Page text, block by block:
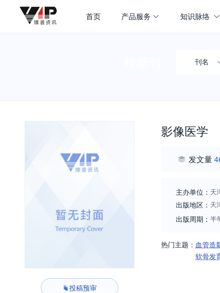
首页 产品服务 知识脉络
刊名
投稿预审
影像医学
发文量
主办单位： 天
出版地区： 天
出版周期： 半
热门主题： 血管造
软骨发